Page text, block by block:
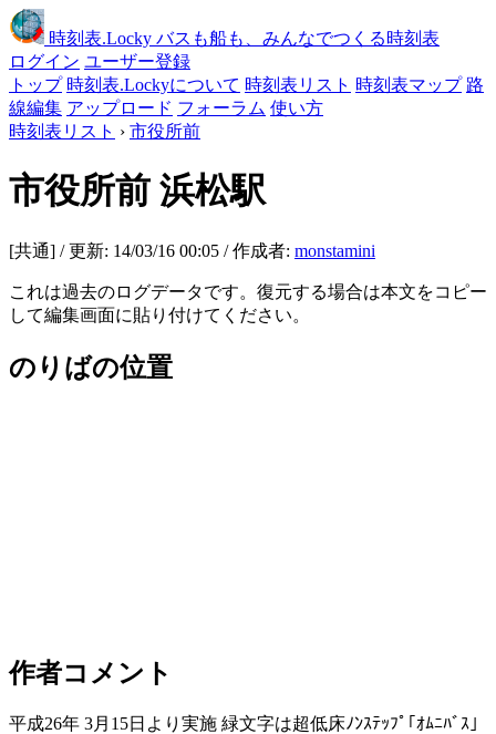
時刻表.Locky バスも船も、みんなでつくる時刻表
ログイン ユーザー登録
トップ 時刻表.Lockyについて 時刻表リスト 時刻表マップ 路
線編集 アップロード フォーラム 使い方
時刻表リスト › 市役所前
市役所前 浜松駅
[共通] / 更新: 14/03/16 00:05 / 作成者: monstamini
これは過去のログデータです。復元する場合は本文をコピー
して編集画面に貼り付けてください。
のりばの位置
作者コメント
平成26年 3月15日より実施 緑文字は超低床ﾉﾝｽﾃｯﾌﾟ｢ｵﾑﾆﾊﾞｽ｣